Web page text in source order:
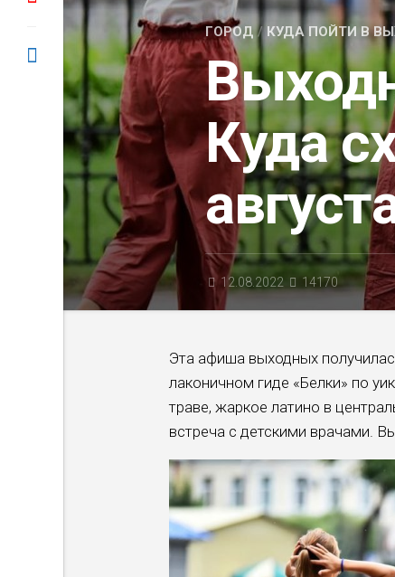
ГОРОД/ КУДА ПОЙТИ В
Куда
12.08.2022 14170
Эта афиша выходных
лаконичном гиде «Белки» по
траве, жаркое латино в
встреча с детскими врачами.